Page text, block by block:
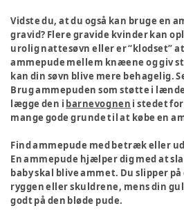
Vidste du, at du også kan bruge en
gravid? Flere gravide kvinder kan
urolig nattesøvn eller er “klodset”
ammepude mellem knæene og giv
kan din søvn blive mere behagelig.
Brug ammepuden som støtte i
lægge den i barnevognen i stedet
mange gode grunde til at købe en
Find ammepude med betræk eller
En ammepude hjælper dig med at
baby skal blive ammet. Du slipper
ryggen eller skuldrene, mens din
godt på den bløde pude.